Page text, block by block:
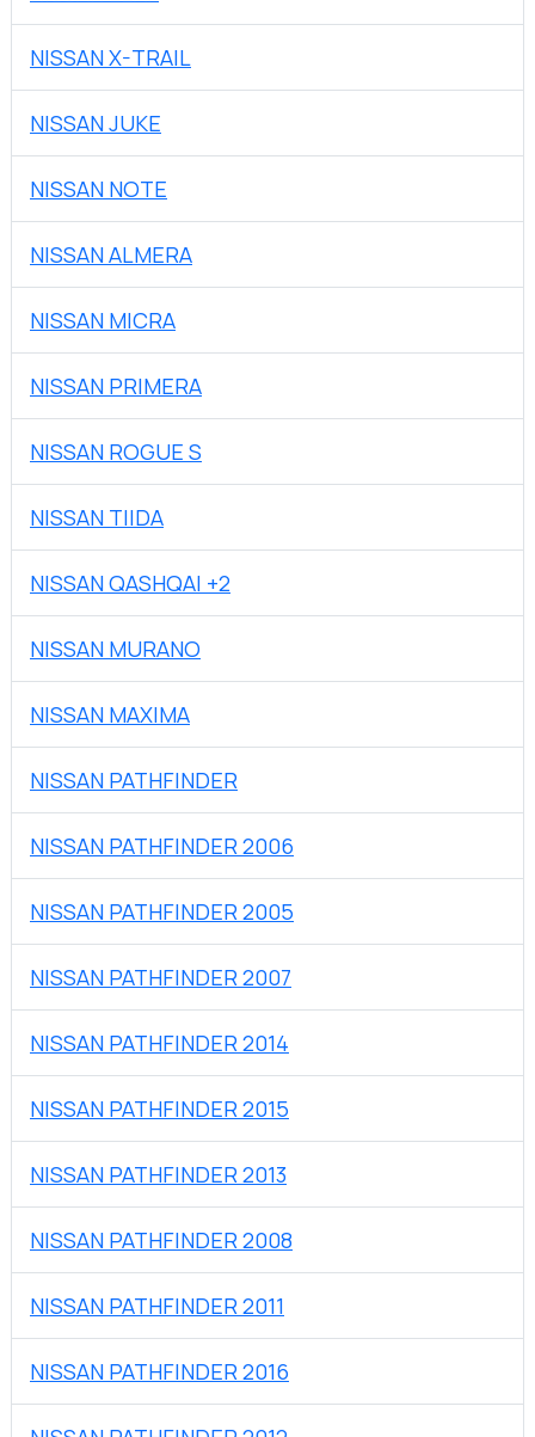
NISSAN X-TRAIL
NISSAN JUKE
NISSAN NOTE
NISSAN ALMERA
NISSAN MICRA
NISSAN PRIMERA
NISSAN ROGUE S
NISSAN TIIDA
NISSAN QASHQAI +2
NISSAN MURANO
NISSAN MAXIMA
NISSAN PATHFINDER
NISSAN PATHFINDER 2006
NISSAN PATHFINDER 2005
NISSAN PATHFINDER 2007
NISSAN PATHFINDER 2014
NISSAN PATHFINDER 2015
NISSAN PATHFINDER 2013
NISSAN PATHFINDER 2008
NISSAN PATHFINDER 2011
NISSAN PATHFINDER 2016